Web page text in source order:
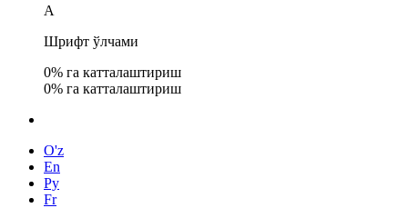
A
Шрифт ўлчами
0% га катталаштириш
0% га катталаштириш
O'z
En
Ру
Fr